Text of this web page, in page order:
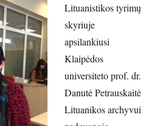
Lituanistikos tyrimų
skyriuje
apsilankiusi
Klaipėdos
universiteto prof. dr.
Danutė Petrauskaitė
Lituanikos archyvui